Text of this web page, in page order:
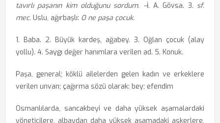
tavırlı paşanın kim olduğunu sordum. –İ. A. Gövsa. 3. sf.
mec. Uslu, ağırbaşlı: O ne paşa çocuk.
1. Baba. 2. Büyük kardeş, ağabey. 3. Oğlan çocuk (alay
yollu). 4. Saygı değer hanımlara verilen ad. 5. Konuk.
Paşa, general; köklü ailelerden gelen kadın ve erkeklere
verilen unvan; çağırma sözü olarak: bey; efendim
Osmanlılarda, sancakbeyi ve daha yüksek aşamalardaki
yöneticilere, albaydan daha yüksek aşamadaki askerlere,